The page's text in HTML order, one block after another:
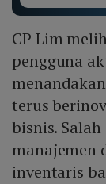
CP Lim
pengguna
terus
bisnis.
manajemen
inventaris